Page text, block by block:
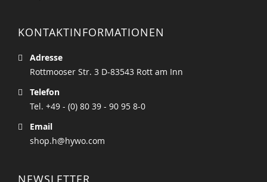
KONTAKTINFORMATIONEN
Adresse
Rottmooser Str. 3 D-83543 Rott am Inn
Telefon
Tel. +49 - (0) 80 39 - 90 95 8-0
Email
shop.h@hywo.com
NEWSLETTER